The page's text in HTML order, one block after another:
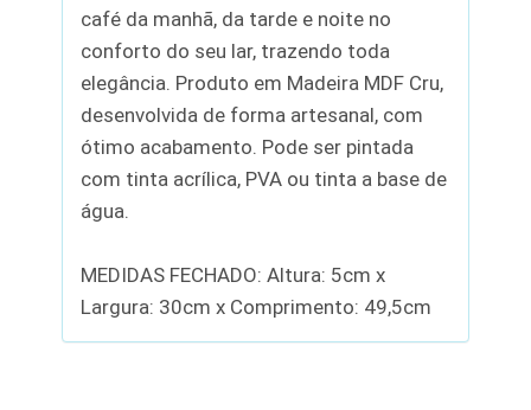
café da manhã, da tarde e noite no
conforto do seu lar, trazendo toda
elegância. Produto em Madeira MDF Cru,
desenvolvida de forma artesanal, com
ótimo acabamento. Pode ser pintada
com tinta acrílica, PVA ou tinta a base de
água.
MEDIDAS FECHADO: Altura: 5cm x
Largura: 30cm x Comprimento: 49,5cm